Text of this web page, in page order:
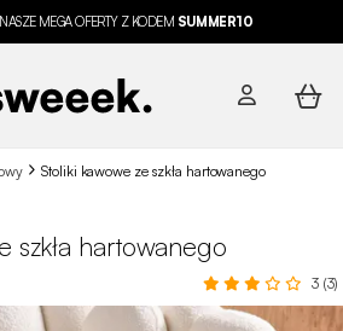
MEGA OFERTY Z KODEM SUMMER10
Stoliki kawowe ze szkła hartowanego
szkła hartowanego
3 (3)